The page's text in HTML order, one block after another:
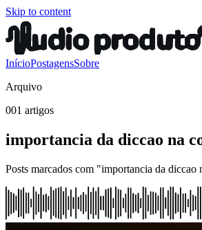
Skip to content
InícioPostagensSobre
Arquivo
001 artigos
importancia da diccao na
Posts marcados com "importancia da diccao